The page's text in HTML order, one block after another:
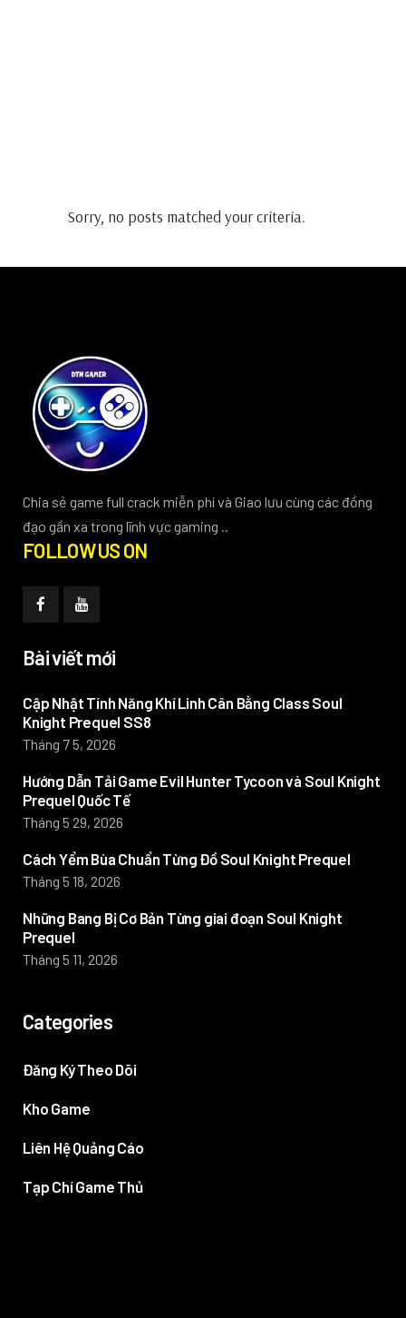
Sorry, no posts matched your criteria.
Chia sẻ game full crack miễn phí và Giao lưu cùng các đồng
đạo gần xa trong lĩnh vực gaming ..
FOLLOW US ON
Bài viết mới
Cập Nhật Tính Năng Khí Linh Cân Bằng Class Soul
Knight Prequel SS8
Tháng 7 5, 2026
Hướng Dẫn Tải Game Evil Hunter Tycoon và Soul Knight
Prequel Quốc Tế
Tháng 5 29, 2026
Cách Yểm Bùa Chuẩn Từng Đồ Soul Knight Prequel
Tháng 5 18, 2026
Những Bang Bị Cơ Bản Từng giai đoạn Soul Knight
Prequel
Tháng 5 11, 2026
Categories
Đăng Ký Theo Dõi
Kho Game
Liên Hệ Quảng Cáo
Tạp Chí Game Thủ